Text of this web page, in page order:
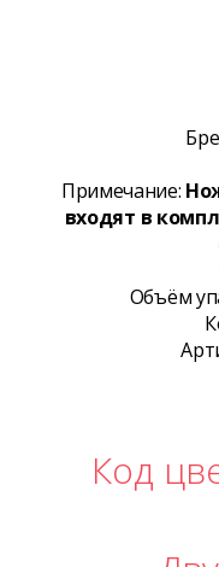
Примечание:
входят в
Объём
Код